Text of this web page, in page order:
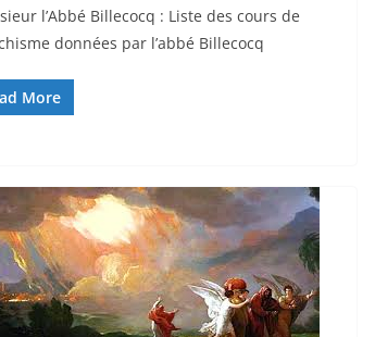
l’Abbé Billecocq : Liste des cours de
données par l’abbé Billecocq
More